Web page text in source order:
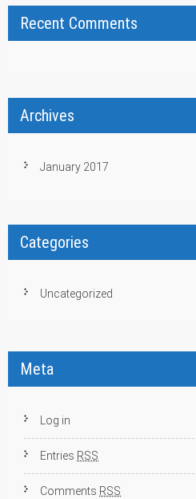
Recent Comments
Archives
January 2017
Categories
Uncategorized
Meta
Log in
Entries RSS
Comments RSS